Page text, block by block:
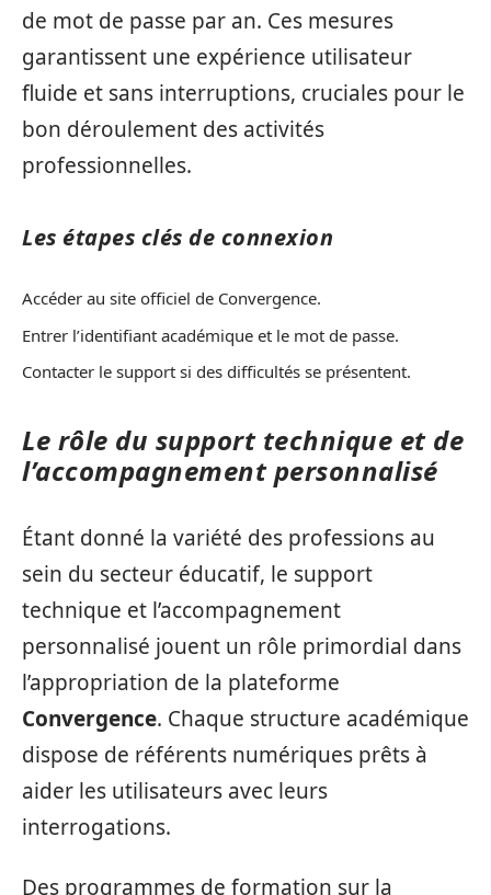
de mot de passe par an. Ces mesures
garantissent une expérience utilisateur
fluide et sans interruptions, cruciales pour le
bon déroulement des activités
professionnelles.
Les étapes clés de connexion
Accéder au site officiel de Convergence.
Entrer l’identifiant académique et le mot de passe.
Contacter le support si des difficultés se présentent.
Le rôle du support technique et de
l’accompagnement personnalisé
Étant donné la variété des professions au
sein du secteur éducatif, le support
technique et l’accompagnement
personnalisé jouent un rôle primordial dans
l’appropriation de la plateforme
Convergence. Chaque structure académique
dispose de référents numériques prêts à
aider les utilisateurs avec leurs
interrogations.
Des programmes de formation sur la